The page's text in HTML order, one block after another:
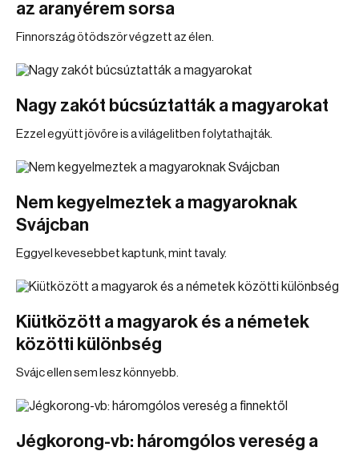
az aranyérem sorsa
Finnország ötödször végzett az élen.
Nagy zakót búcsúztatták a magyarokat
Ezzel együtt jövőre is a világelitben folytathajták.
Nem kegyelmeztek a magyaroknak
Svájcban
Eggyel kevesebbet kaptunk, mint tavaly.
Kiütközött a magyarok és a németek
közötti különbség
Svájc ellen sem lesz könnyebb.
Jégkorong-vb: háromgólos vereség a